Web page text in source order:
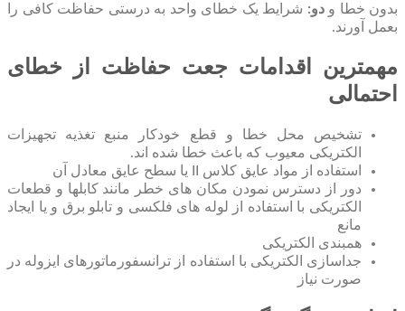
بدون خطا ودو: شرایط یک خطای واحد به درستی حفاظت کافی را
بعمل آورند.
مهمترین اقدامات جعت حفاظت از خطای
احتمالی
تشخیص محل خطا و قطع خودکار منبع تغذیه تجهیزات
الکتریکی معیوب که باعث خطا شده اند.
استفاده از مواد عایق کلاس II یا سطح عایق معادل آن
دور از دسترس نمودن مکان های خطر مانند کابلها و قطعات
الکتریکی با استفاده از لوله های فلکسی و تابلو برق و یا ایجاد
مانع
همبندی الکتریکی
جداسازی الکتریکی با استفاده از ترانسفورماتورهای ایزوله در
صورت نیاز